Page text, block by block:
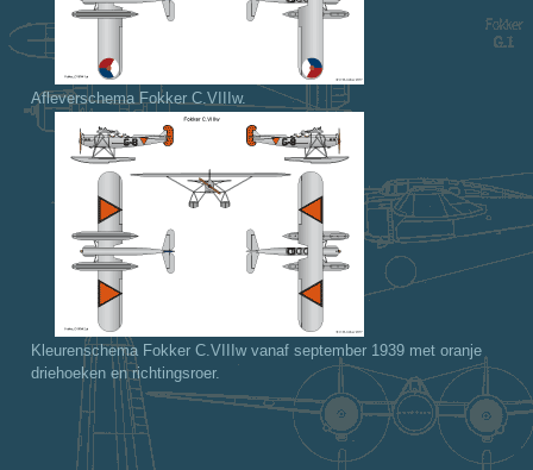
Afleverschema Fokker C.VIIIw.
Kleurenschema Fokker C.VIIIw vanaf september 1939 met oranje
driehoeken en richtingsroer.